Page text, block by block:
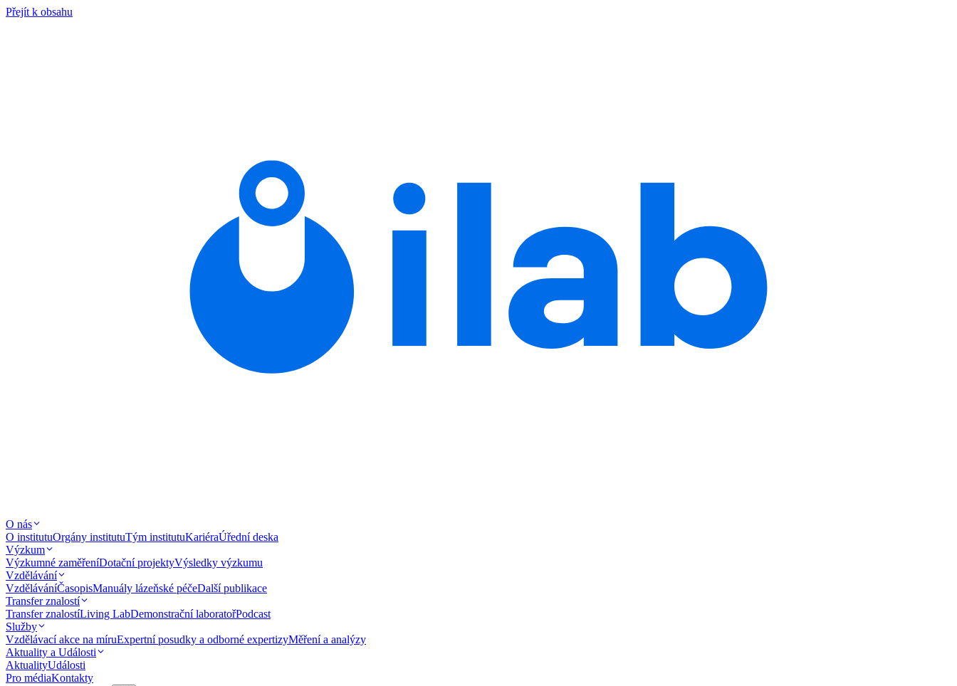
Přejít k obsahu
O nás
O institutuOrgány institutuTým institutuKariéraÚřední deska
Výzkum
Výzkumné zaměřeníDotační projektyVýsledky výzkumu
Vzdělávání
VzděláváníČasopisManuály lázeňské péčeDalší publikace
Transfer znalostí
Transfer znalostíLiving LabDemonstrační laboratořPodcast
Služby
Vzdělávací akce na míruExpertní posudky a odborné expertizyMěření a analýzy
Aktuality a Události
AktualityUdálosti
Pro médiaKontakty